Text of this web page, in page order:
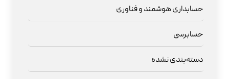
حسابداری هوشمند و فناوری
حسابرسی
دسته‌بندی نشده